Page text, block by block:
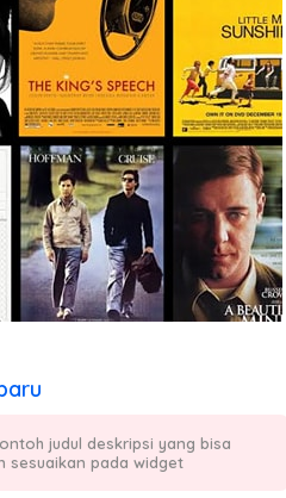
judul deskripsi yang bisa
sesuaikan pada widget